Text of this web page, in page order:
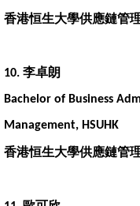
香港恒生大學供應鏈管
10. 李卓朗
Bachelor of Business
Management, HSUHK
香港恒生大學供應鏈管